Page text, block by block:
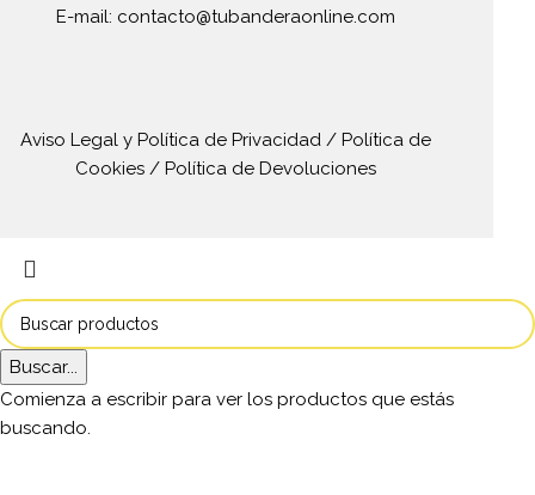
E-mail: contacto@tubanderaonline.com
Aviso Legal y Política de Privacidad / Política de
Cookies / Política de Devoluciones
Buscar...
Comienza a escribir para ver los productos que estás
buscando.